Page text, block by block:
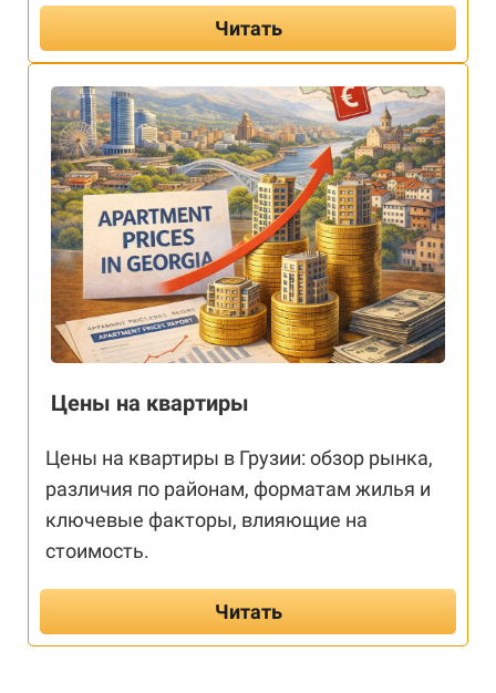
Читать
Цены на квартиры
Цены на квартиры в Грузии: обзор рынка,
различия по районам, форматам жилья и
ключевые факторы, влияющие на
стоимость.
Читать